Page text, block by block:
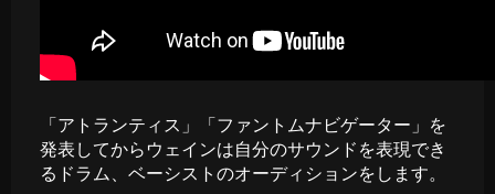
「アトランティス」「ファントムナビゲーター」を
発表してからウェインは自分のサウンドを表現でき
るドラム、ベーシストのオーディションをします。